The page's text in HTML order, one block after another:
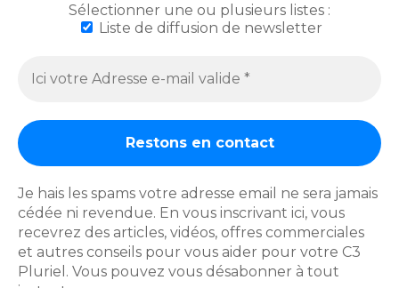
Sélectionner une ou plusieurs listes :
Liste de diffusion de newsletter
Je hais les spams votre adresse email ne sera jamais
cédée ni revendue. En vous inscrivant ici, vous
recevrez des articles, vidéos, offres commerciales
et autres conseils pour vous aider pour votre C3
Pluriel. Vous pouvez vous désabonner à tout
Sergio
Contact
Clause de non-responsabilité
Bienvenues
Livraison
Mentions légales
Politique de cookies eu
Politique de confidentialité